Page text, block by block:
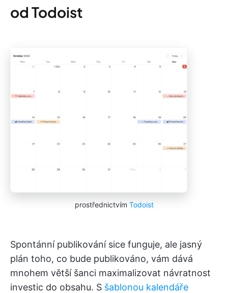
od Todoist
prostřednictvím Todoist
Spontánní publikování sice funguje, ale jasný
plán toho, co bude publikováno, vám dává
mnohem větší šanci maximalizovat návratnost
investic do obsahu. S šablonou kalendáře